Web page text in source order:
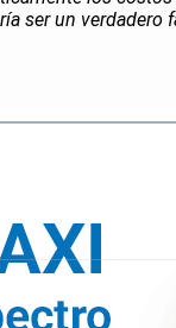
ser un verdadero